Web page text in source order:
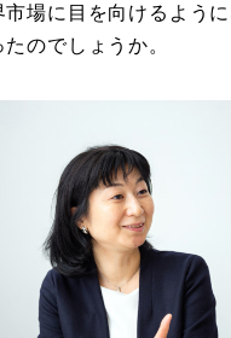
市場に目を向けるよう
のでしょうか。